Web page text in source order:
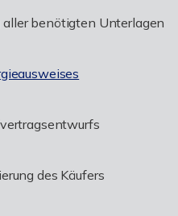
aller benötigten Unterlagen
des Käufers